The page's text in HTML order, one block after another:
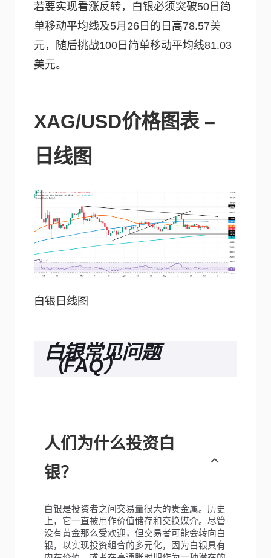
若要实现看涨反转，白银必须突破50日简
单移动平均线及5月26日的日高78.57美
元，随后挑战100日简单移动平均线81.03
美元。
XAG/USD价格图表 –
日线图
白银日线图
白银常见问题
（FAQ）
人们为什么投资白
银？
白银是投资者之间交易量很大的贵金属。历史
上，它一直被用作价值储存和交换媒介。尽管
没有黄金那么受欢迎，但交易者可能会转向白
银，以实现投资组合的多元化，因为白银具有